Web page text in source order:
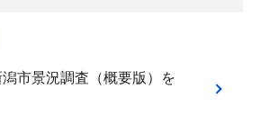
市景況調査（概要版）を